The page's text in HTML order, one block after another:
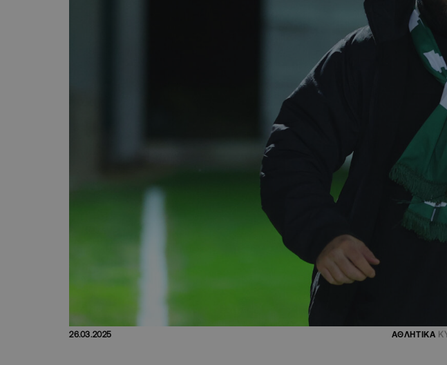
26.03.2025 ΑΘΛΗΤΙΚΑ